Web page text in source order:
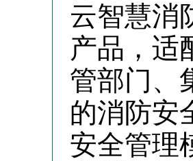
云智慧消
产品，适
管部门、
的消防安
安全管理